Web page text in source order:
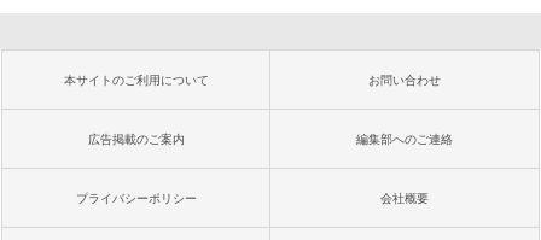
本サイトのご利用について お問い合わせ
広告掲載のご案内 編集部へのご連絡
プライバシーポリシー 会社概要